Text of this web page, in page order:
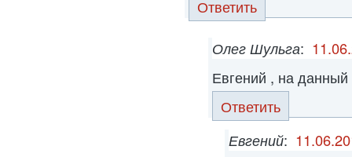
Ответить
Олег Шульга:
Евгений , на
Ответить
Евгений: